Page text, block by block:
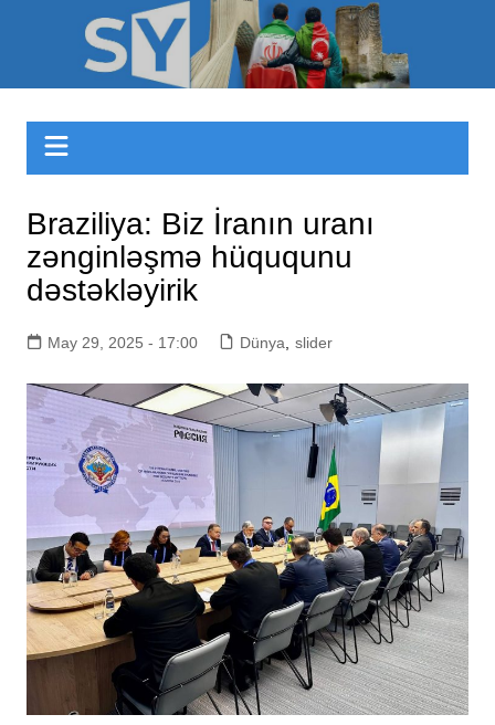
Sizinyol.org
Braziliya: Biz İranın uranı
zənginləşmə hüququnu
dəstəkləyirik
May 29, 2025 - 17:00 Dünya slider